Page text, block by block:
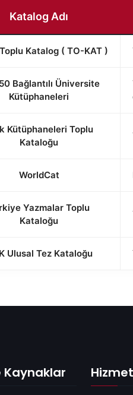
Katalog Adı
Katalog ( TO-KAT )
Bağlantılı Üniversite
Kütüphaneleri
Kütüphaneleri Toplu
Kataloğu
WorldCat
Yazmalar Toplu
Kataloğu
Ulusal Tez Kataloğu
Kaynaklar